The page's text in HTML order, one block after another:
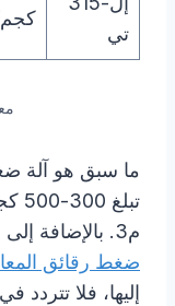
تي
ما سبق هو آلة
م3. بالإضافة إلى هذه الآلة العمودية، لدينا أيضًا
ضغط رقائق
إليها، فلا تتردد